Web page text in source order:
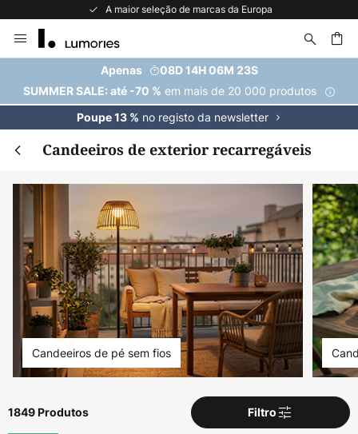
A maior seleção de marcas da Europa
para
Conteúdo
Apenas
08D 14H 06M 21S
SUMMER SALE: até -70 % em mais de 20 000 produtos
Poupe 13 % no registo da newsletter
Candeeiros de exterior recarregáveis
Candeeiros de pé sem fios
1849 Produtos Filtro